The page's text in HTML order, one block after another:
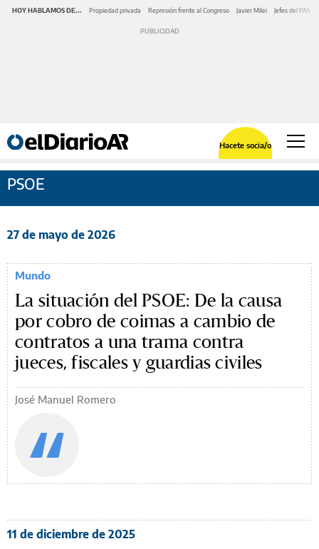
HOY HABLAMOS DE... Propiedad privada Represión frente al Congreso Javier Milei Jefes del PAMI
Hacete socia/o
PSOE
27 de mayo de 2026
Mundo
La situación del PSOE: De la causa
por cobro de coimas a cambio de
contratos a una trama contra
jueces, fiscales y guardias civiles
José Manuel Romero
11 de diciembre de 2025